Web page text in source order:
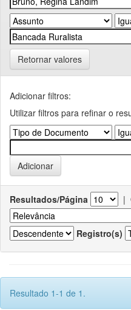
Retornar valores
Adicionar filtros:
Utilizar filtros para refinar o
Resultados/Página |
Registro(s)
Resultado 1-1 de 1.